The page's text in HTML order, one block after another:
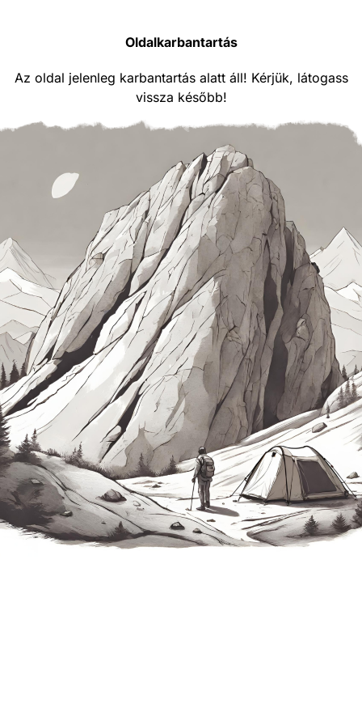
Oldalkarbantartás
Az oldal jelenleg karbantartás alatt áll! Kérjük, látogass
vissza később!